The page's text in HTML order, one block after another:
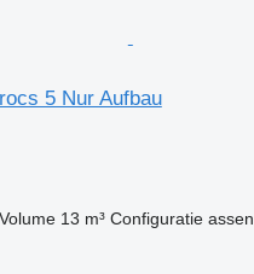
5 Nur Aufbau
Volume 13 m³ Configuratie assen